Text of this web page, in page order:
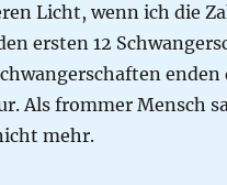
Licht, wenn ich die
ersten 12
Als frommer Mensch
mehr.